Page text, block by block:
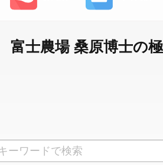
富士農場 桑原博士の